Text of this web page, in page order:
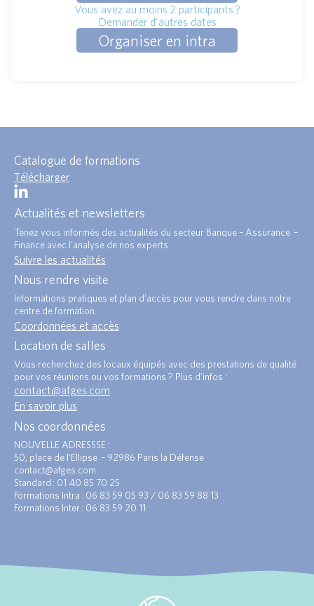
Vous avez au moins 2 participants ?
Demander d'autres dates
Organiser en intra
Catalogue de formations
Télécharger
Actualités et newsletters
Tenez vous informés des actualités du secteur Banque – Assurance –
Finance avec l’analyse de nos experts.
Suivre les actualités
Nous rendre visite
Informations pratiques et plan d’accès pour vous rendre dans notre
centre de formation.
Coordonnées et accès
Location de salles
Vous recherchez des locaux équipés avec des prestations de qualité
pour vos réunions ou vos formations ? Plus d’infos :
contact@afges.com.
En savoir plus
Nos coordonnées
NOUVELLE ADRESSSE :
50, place de l’Ellipse – 92986 Paris la Défense
contact@afges.com
Standard : 01 40 85 70 25
Formations Intra : 06 83 59 05 93 / 06 83 59 88 13
Formations Inter : 06 83 59 20 11